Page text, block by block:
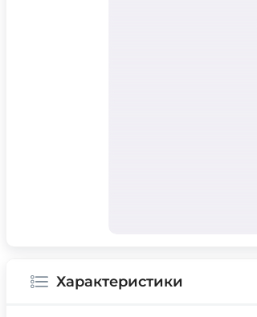
Характеристики